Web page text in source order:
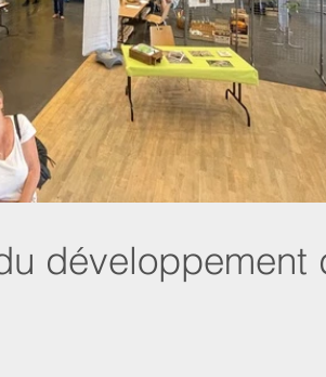
développement